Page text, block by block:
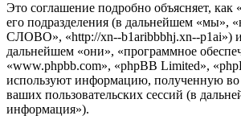
Это соглашение подробно объясняет,
его подразделения (в дальнейшем «мы»,
СЛОВО», «http://xn--b1aribbbhj.xn--p1ai»)
дальнейшем «они», «программное
«www.phpbb.com», «phpBB Limited»,
используют информацию, полученную
ваших пользовательских сессий (в
информация»).